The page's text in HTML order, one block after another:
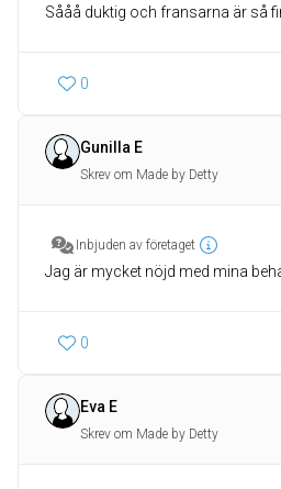
Sååå duktig och fransarna är så
0
Gunilla E
Skrev om Made by Detty
Inbjuden av företaget
Jag är mycket nöjd med mina
0
Eva E
Skrev om Made by Detty